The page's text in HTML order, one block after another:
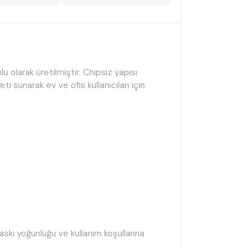
olarak üretilmiştir. Chipsiz yapısı
sunarak ev ve ofis kullanıcıları için
yoğunluğu ve kullanım koşullarına